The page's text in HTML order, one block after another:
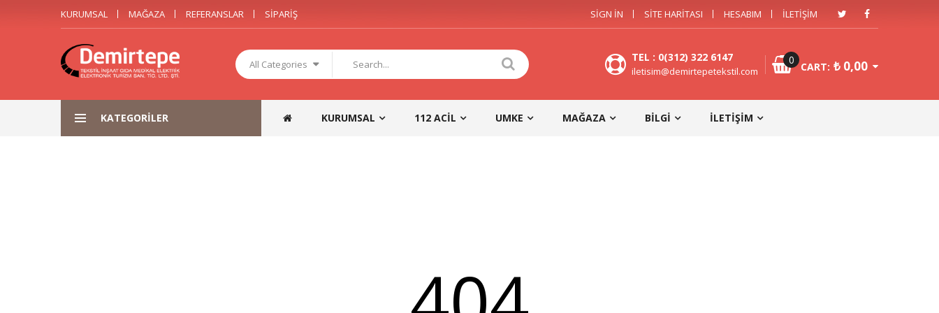
KURUMSAL MAĞAZA REFERANSLAR SIPARIŞ SIGN IN SITE HARITASI HESABIM İLETIŞIM
All Categories
TEL : 0(312) 322 6147
iletisim@demirtepetekstil.com
0
CART: ₺ 0,00
KATEGORILER KURUMSAL 112 ACIL UMKE MAĞAZA BILGI İLETIŞIM